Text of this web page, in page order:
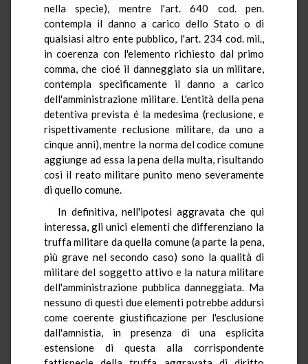
nella specie), mentre l'art. 640 cod. pen.
contempla il danno a carico dello Stato o di
qualsiasi altro ente pubblico, l'art. 234 cod. mil.,
in coerenza con l'elemento richiesto dal primo
comma, che cioé il danneggiato sia un militare,
contempla specificamente il danno a carico
dell'amministrazione militare. L'entità della pena
detentiva prevista é la medesima (reclusione, e
rispettivamente reclusione militare, da uno a
cinque anni), mentre la norma del codice comune
aggiunge ad essa la pena della multa, risultando
così il reato militare punito meno severamente
di quello comune.
In definitiva, nell'ipotesi aggravata che qui
interessa, gli unici elementi che differenziano la
truffa militare da quella comune (a parte la pena,
più grave nel secondo caso) sono la qualità di
militare del soggetto attivo e la natura militare
dell'amministrazione pubblica danneggiata. Ma
nessuno di questi due elementi potrebbe addursi
come coerente giustificazione per l'esclusione
dall'amnistia, in presenza di una esplicita
estensione di questa alla corrispondente